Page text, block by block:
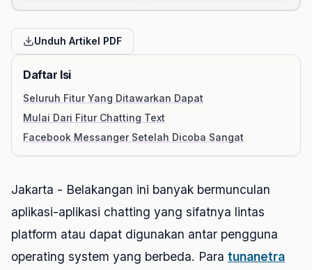
Unduh Artikel PDF
Daftar Isi
Seluruh Fitur Yang Ditawarkan Dapat
Mulai Dari Fitur Chatting Text
Facebook Messanger Setelah Dicoba Sangat
Jakarta - Belakangan ini banyak bermunculan
aplikasi-aplikasi chatting yang sifatnya lintas
platform atau dapat digunakan antar pengguna
operating system yang berbeda. Para tunanetra